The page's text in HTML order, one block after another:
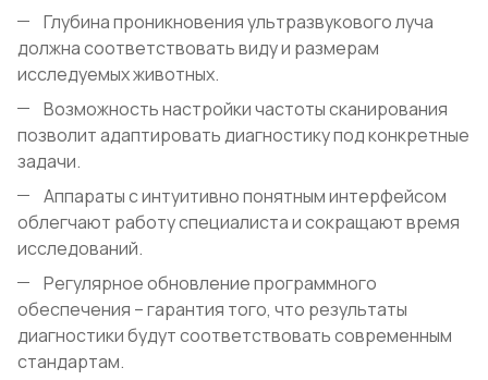
Глубина проникновения ультразвукового луча
должна соответствовать виду и размерам
исследуемых животных.
Возможность настройки частоты сканирования
позволит адаптировать диагностику под конкретные
задачи.
Аппараты с интуитивно понятным интерфейсом
облегчают работу специалиста и сокращают время
исследований.
Регулярное обновление программного
обеспечения – гарантия того, что результаты
диагностики будут соответствовать современным
стандартам.